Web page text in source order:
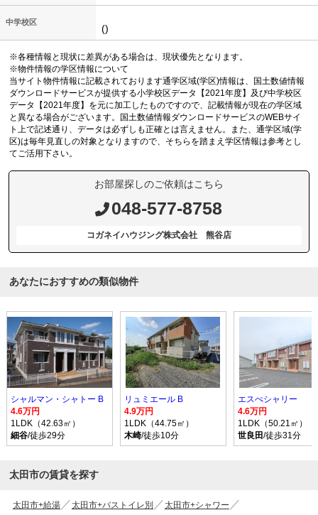
中学校区
()
※各種情報と現状に差異がある場合は、現状優先となります。
※物件情報の学区情報について
当サイト物件情報に記載されております通学区域(学区)情報は、国土数値情報
ダウンロードサービスが提供する小学校区データ【2021年度】及び中学校区
データ【2021年度】を元に加工したものですので、記載情報が現在の学区域
と異なる場合がございます。国土数値情報ダウンロードサービスのWEBサイ
ト上で記述通り、データは必ずしも正確とは言えません。また、通学区域(学
区)は毎年見直しの対象となりますので、そちらを踏まえ学区情報は参考とし
てご活用下さい。
お部屋探しのご依頼はこちら
048-577-8758
コガネイハウジング株式会社 熊谷店
あなたにおすすめの類似物件
シャルマン・シャトー B
4.6万円
1LDK（42.63㎡）
細谷/徒歩29分
リュミエール B
4.9万円
1LDK（44.75㎡）
木崎/徒歩10分
エスぺシャリー
4.6万円
1LDK（50.21㎡）
世良田/徒歩31分
太田市の賃貸を探す
太田市+給湯 太田市+バストイレ別
太田市+シャワー